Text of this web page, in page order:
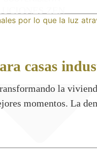
casas
la
momentos. La